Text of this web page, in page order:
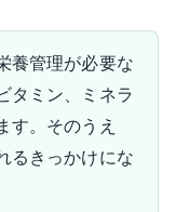
養管理が必要な
タミン、ミネラ
す。そのうえ
るきっかけにな